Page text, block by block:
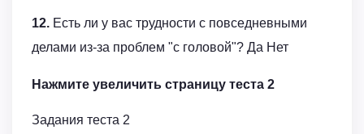
12. Есть ли у вас трудности с повседневными
делами из-за проблем "с головой"? Да Нет
Нажмите увеличить страницу теста 2
Задания теста 2